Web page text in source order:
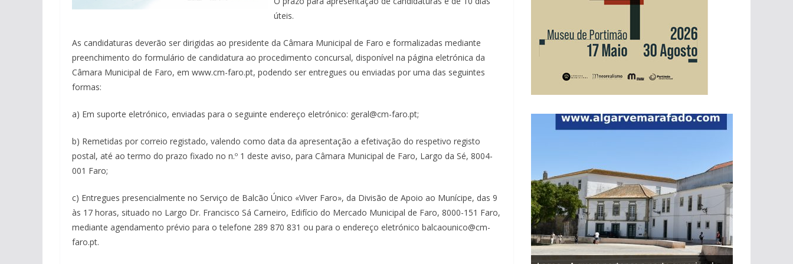
úteis.
As candidaturas deverão ser dirigidas ao presidente da Câmara Municipal de Faro e formalizadas mediante
preenchimento do formulário de candidatura ao procedimento concursal, disponível na página eletrónica da
Câmara Municipal de Faro, em www.cm-faro.pt, podendo ser entregues ou enviadas por uma das seguintes
formas:
a) Em suporte eletrónico, enviadas para o seguinte endereço eletrónico: geral@cm-faro.pt;
b) Remetidas por correio registado, valendo como data da apresentação a efetivação do respetivo registo
postal, até ao termo do prazo fixado no n.º 1 deste aviso, para Câmara Municipal de Faro, Largo da Sé, 8004-
001 Faro;
c) Entregues presencialmente no Serviço de Balcão Único «Viver Faro», da Divisão de Apoio ao Munícipe, das 9
às 17 horas, situado no Largo Dr. Francisco Sá Carneiro, Edifício do Mercado Municipal de Faro, 8000-151 Faro,
mediante agendamento prévio para o telefone 289 870 831 ou para o endereço eletrónico balcaounico@cm-
faro.pt.